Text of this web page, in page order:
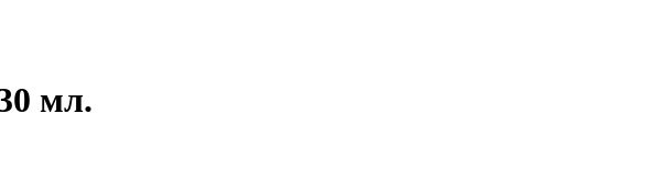
мл.